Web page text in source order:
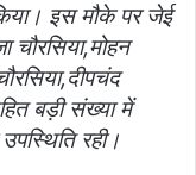
इस मौके पर जेई
चौरसिया,मोहन
बड़ी संख्या में
रही।